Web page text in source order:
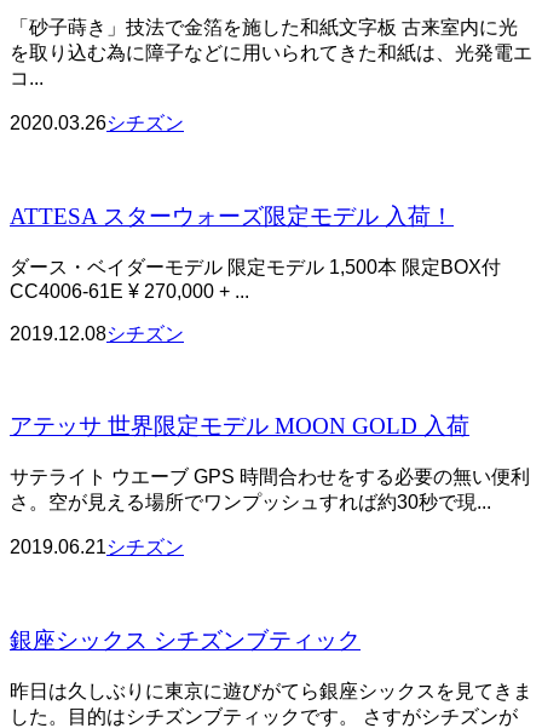
「砂子蒔き」技法で金箔を施した和紙文字板 古来室内に光
を取り込む為に障子などに用いられてきた和紙は、光発電エ
コ...
2020.03.26シチズン
ATTESA スターウォーズ限定モデル 入荷！
ダース・ベイダーモデル 限定モデル 1,500本 限定BOX付
CC4006-61E ¥ 270,000 + ...
2019.12.08シチズン
アテッサ 世界限定モデル MOON GOLD 入荷
サテライト ウエーブ GPS 時間合わせをする必要の無い便利
さ。空が見える場所でワンプッシュすれば約30秒で現...
2019.06.21シチズン
銀座シックス シチズンブティック
昨日は久しぶりに東京に遊びがてら銀座シックスを見てきま
した。目的はシチズンブティックです。 さすがシチズンが